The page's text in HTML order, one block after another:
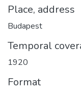
Place, address
Budapest
Temporal
1920
Format